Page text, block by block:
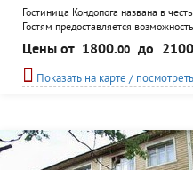
Гостиница Кондопога названа в
Гостям предоставляется
комфортабельных номеров,
Для постояльцев, путешествующих
автостоянка. Корпоративным
Цены от 1800.00 до
Показать на карте /